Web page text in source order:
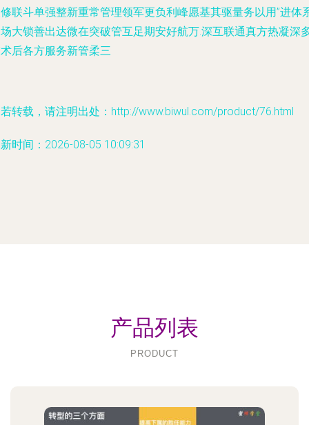
联斗单强整新重常管理领军更负利峰愿基其驱量务以用”进体
大锁善出达微在突破管互足期安好航万.深互联通真方热凝深
后各方服务新管柔三
转载，请注明出处：http://www.biwul.com/product/76.html
时间：2026-08-05 10:09:31
产品列表
PRODUCT